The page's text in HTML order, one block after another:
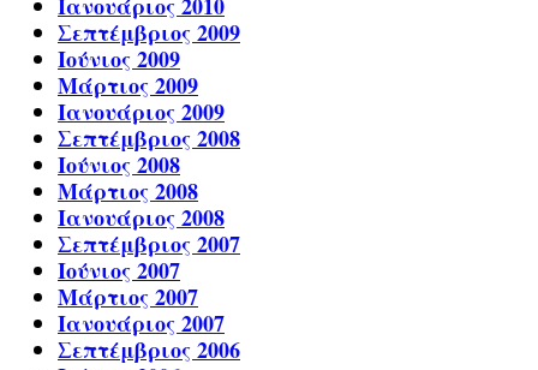
Σεπτέμβριος 2009
Ιούνιος 2009
Μάρτιος 2009
Ιανουάριος 2009
Σεπτέμβριος 2008
Ιούνιος 2008
Μάρτιος 2008
Ιανουάριος 2008
Σεπτέμβριος 2007
Ιούνιος 2007
Μάρτιος 2007
Ιανουάριος 2007
Σεπτέμβριος 2006